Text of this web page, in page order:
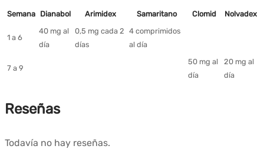
Semana Dianabol Arimidex Samaritano Clomid Nolvadex
1 a 6
40 mg al
día
0,5 mg cada 2
días
4 comprimidos
al día
7 a 9
50 mg al
día
20 mg al
día
Reseñas
Todavía no hay reseñas.